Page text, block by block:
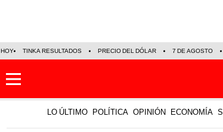
HOY TINKA RESULTADOS PRECIO DEL DÓLAR 7 DE AGOSTO
LO ÚLTIMO POLÍTICA OPINIÓN ECONOMÍA